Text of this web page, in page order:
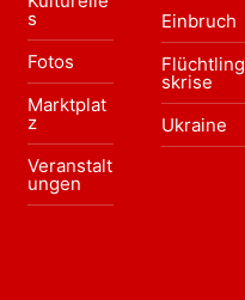
s
Fotos
Marktplat
z
Veranstalt
ungen
Einbruch
Flüchtling
skrise
Ukraine